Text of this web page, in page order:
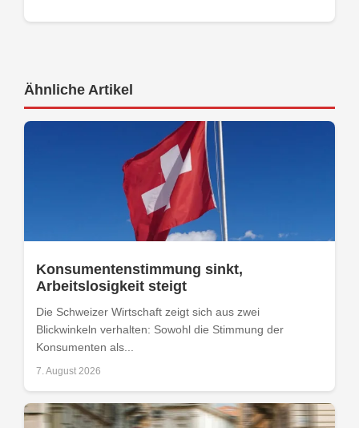
Ähnliche Artikel
Konsumentenstimmung sinkt,
Arbeitslosigkeit steigt
Die Schweizer Wirtschaft zeigt sich aus zwei
Blickwinkeln verhalten: Sowohl die Stimmung der
Konsumenten als...
7. August 2026